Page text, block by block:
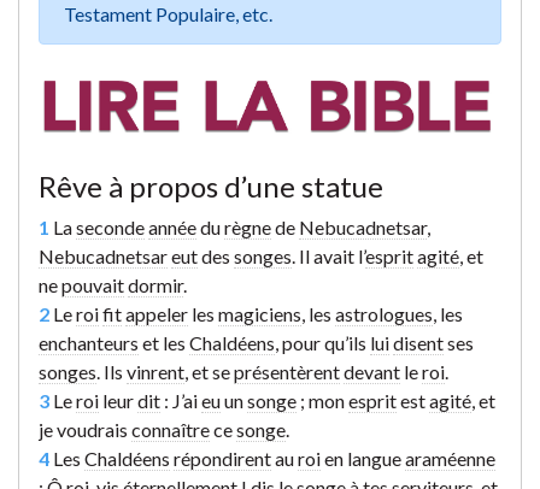
Testament Populaire, etc.
Rêve à propos d’une statue
1 Lasecondeannéedurègnede Nebucadnetsar,
Nebucadnetsareutdes songes . Il avait l’espritagité , et
nepouvaitdormir.
2 Leroifitappeler les magiciens , les astrologues , les
enchanteurs et les Chaldéens , pour qu’ils luidisentses
songes . Ils vinrent , et seprésentèrentdevant leroi
3 Leroi leurdit : J’aieuunsonge ; monespritestagité , et
je voudrais connaîtrecesonge
4 Les Chaldéens répondirentauroien languearaméenne